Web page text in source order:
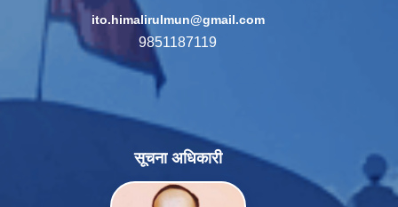
ito.himalirulmun@gmail.com
9851187119
सूचना अधिकारी